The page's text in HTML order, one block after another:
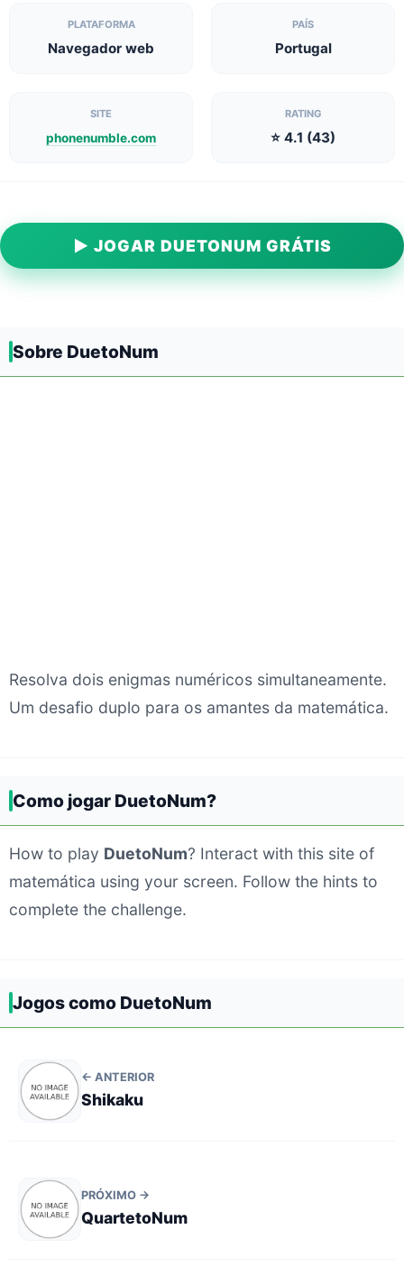
PLATAFORMA
Navegador web
PAÍS
Portugal
SITE
phonenumble.com
RATING
⭐ 4.1 (43)
▶ JOGAR DUETONUM GRÁTIS
Sobre DuetoNum
Resolva dois enigmas numéricos simultaneamente.
Um desafio duplo para os amantes da matemática.
Como jogar DuetoNum?
How to play DuetoNum? Interact with this site of
matemática using your screen. Follow the hints to
complete the challenge.
Jogos como DuetoNum
← ANTERIOR
Shikaku
PRÓXIMO →
QuartetoNum